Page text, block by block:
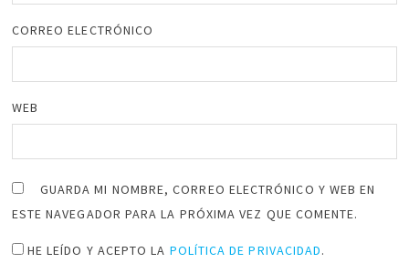
CORREO ELECTRÓNICO
WEB
GUARDA MI NOMBRE, CORREO ELECTRÓNICO Y WEB EN
ESTE NAVEGADOR PARA LA PRÓXIMA VEZ QUE COMENTE.
HE LEÍDO Y ACEPTO LA POLÍTICA DE PRIVACIDAD.